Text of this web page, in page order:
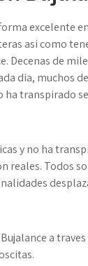
excelente
asi­ como
Decenas de
dia, muchos
ha transpirado
y no ha
reales. Todos
a